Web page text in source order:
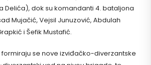
Delića), dok su komandanti 4. bataljona
Mujačić, Vejsil Junuzović, Abdulah
i Šefik Mustafić.
formiraju se nove izviđačko-diverzantske